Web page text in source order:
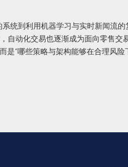
统到利用机器学习与实时新闻流的
自动化交易也逐渐成为面向零售交
是“哪些策略与架构能够在合理风险